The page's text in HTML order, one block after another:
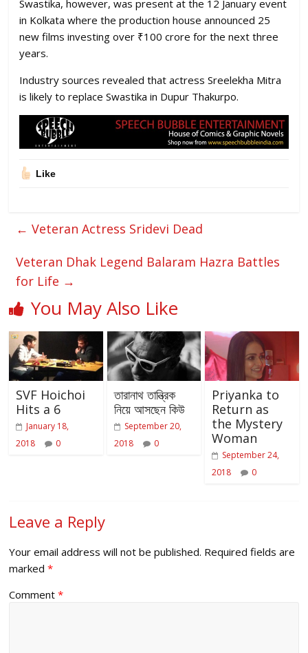
Swastika, however, was present at the 12 January event
in Kolkata where the production house announced 25
new films investing over ₹100 crore for the next three
years.
Industry sources revealed that actress Sreelekha Mitra
is likely to replace Swastika in Dupur Thakurpo.
Like
← Veteran Actress Sridevi Dead
Veteran Dhak Legend Balaram Hazra Battles
for Life →
You May Also Like
SVF Hoichoi
Hits a 6
January 18,
2018
0
তারানাথ তান্ত্রিক
নিয়ে আসছেন কিউ
September 20,
2018
0
Priyanka to
Return as
the Mystery
Woman
September 24,
2018
0
Leave a Reply
Your email address will not be published. Required fields are
marked*
Comment*